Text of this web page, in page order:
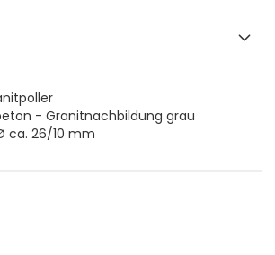
- Granitnachbildung grau
ca. 26/10 mm